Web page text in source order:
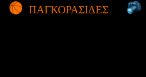
ΠΑΓΚΟΡΑΣΙΔΕΣ